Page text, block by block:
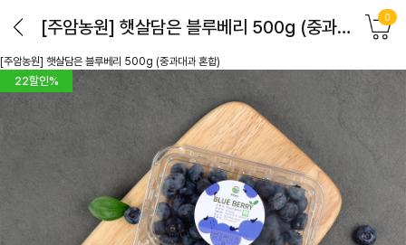
[주암농원] 햇살담은 블루베리 500g (중과대과 혼합) 0
[주암농원] 햇살담은 블루베리 500g (중과대과 혼합)
22할인%